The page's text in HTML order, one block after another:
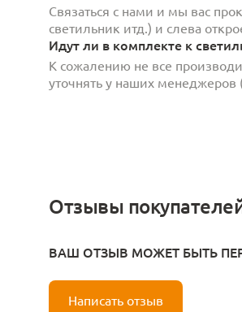
Связаться с нами и мы вас
светильник итд.) и слева
Идут ли в комплекте к
К сожалению не все
уточнять у наших менеджеров
Отзывы
ВАШ ОТЗЫВ МОЖЕТ БЫТЬ
Написать отзыв